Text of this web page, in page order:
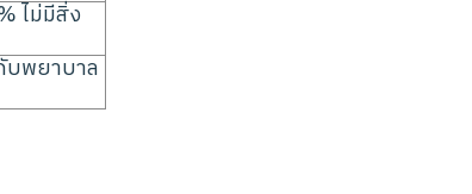
ไม่มีสิ่ง
บพยาบาล